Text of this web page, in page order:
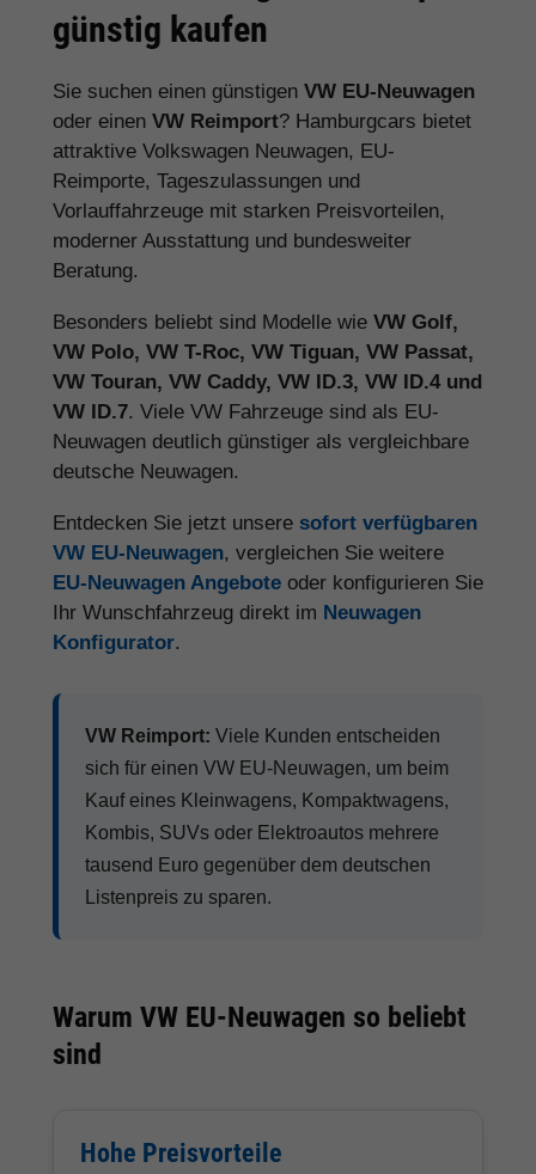
günstig kaufen
Sie suchen einen günstigen VW EU-Neuwagen
oder einen VW Reimport? Hamburgcars bietet
attraktive Volkswagen Neuwagen, EU-
Reimporte, Tageszulassungen und
Vorlauffahrzeuge mit starken Preisvorteilen,
moderner Ausstattung und bundesweiter
Beratung.
Besonders beliebt sind Modelle wie VW Golf,
VW Polo, VW T-Roc, VW Tiguan, VW Passat,
VW Touran, VW Caddy, VW ID.3, VW ID.4 und
VW ID.7. Viele VW Fahrzeuge sind als EU-
Neuwagen deutlich günstiger als vergleichbare
deutsche Neuwagen.
Entdecken Sie jetzt unsere sofort verfügbaren
VW EU-Neuwagen, vergleichen Sie weitere
EU-Neuwagen Angebote oder konfigurieren Sie
Ihr Wunschfahrzeug direkt im Neuwagen
Konfigurator.
VW Reimport: Viele Kunden entscheiden
sich für einen VW EU-Neuwagen, um beim
Kauf eines Kleinwagens, Kompaktwagens,
Kombis, SUVs oder Elektroautos mehrere
tausend Euro gegenüber dem deutschen
Listenpreis zu sparen.
Warum VW EU-Neuwagen so beliebt
sind
Hohe Preisvorteile